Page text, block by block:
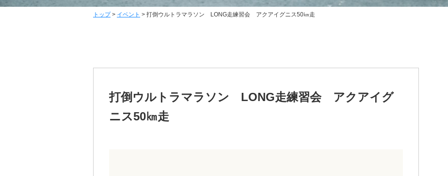
トップ> イベント > 打倒ウルトラマラソン LONG走練習会 アクアイグニス50㎞走
打倒ウルトラマラソン LONG走練習会 アクアイグ
ニス50㎞走